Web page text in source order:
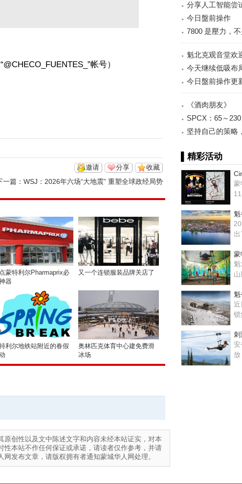
帐号）
收藏
分享
邀请
一篇： WSJ：2026年六场“大地震” 重塑全球政经局势
蒙特利尔Pharmaprix必
器
又一个连锁服装品牌关店了
利尔地铁站附近的春假
奥林匹克体育中心建免费滑
冰场
创性以及文中陈述文字和内容未经本站证实，对本
本站不作任何保证或承诺，请读者仅作参考，并请
发布文章，请版权拥有者通知蒙城华人网处理。
分享人工智能尝
falsh, 据说
今日盤前操作
7800 是壓力，
8000？
魁北克观音堂欢
分享会！
今天继续低吸布
兑现！
今日盤前操作更
《酒肉朋友》
SPCX：65～
最大的机会？
坚持自己的策略
▌精彩活动
蒙
出
蒙
近
锁
刺
安